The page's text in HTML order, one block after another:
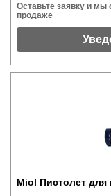
Оставьте заявку и мы
продаже
Miol Пистолет для